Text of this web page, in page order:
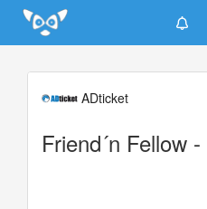
Update cookies preferences
ADticket
Friend´n Fellow